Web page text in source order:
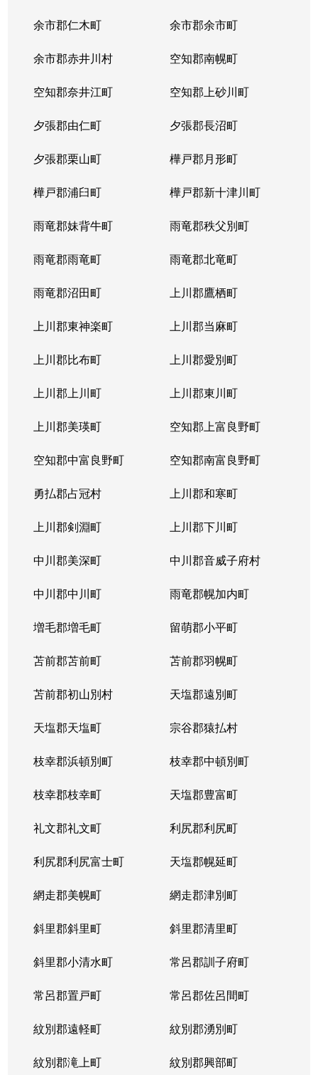
余市郡仁木町 余市郡余市町
余市郡赤井川村 空知郡南幌町
空知郡奈井江町 空知郡上砂川町
夕張郡由仁町 夕張郡長沼町
夕張郡栗山町 樺戸郡月形町
樺戸郡浦臼町 樺戸郡新十津川町
雨竜郡妹背牛町 雨竜郡秩父別町
雨竜郡雨竜町 雨竜郡北竜町
雨竜郡沼田町 上川郡鷹栖町
上川郡東神楽町 上川郡当麻町
上川郡比布町 上川郡愛別町
上川郡上川町 上川郡東川町
上川郡美瑛町 空知郡上富良野町
空知郡中富良野町 空知郡南富良野町
勇払郡占冠村 上川郡和寒町
上川郡剣淵町 上川郡下川町
中川郡美深町 中川郡音威子府村
中川郡中川町 雨竜郡幌加内町
増毛郡増毛町 留萌郡小平町
苫前郡苫前町 苫前郡羽幌町
苫前郡初山別村 天塩郡遠別町
天塩郡天塩町 宗谷郡猿払村
枝幸郡浜頓別町 枝幸郡中頓別町
枝幸郡枝幸町 天塩郡豊富町
礼文郡礼文町 利尻郡利尻町
利尻郡利尻富士町 天塩郡幌延町
網走郡美幌町 網走郡津別町
斜里郡斜里町 斜里郡清里町
斜里郡小清水町 常呂郡訓子府町
常呂郡置戸町 常呂郡佐呂間町
紋別郡遠軽町 紋別郡湧別町
紋別郡滝上町 紋別郡興部町